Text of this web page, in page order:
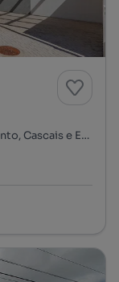
Rua Casal do Sobreiro, Alapraia - Livramento, Cascais e Estoril, Cascais, Lisboa